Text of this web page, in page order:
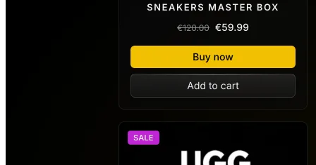
Verificare site existent (viteză, SEO, mobile)